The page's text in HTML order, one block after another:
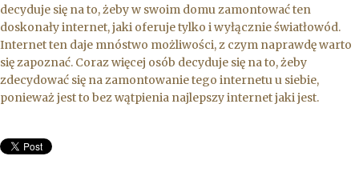
decyduje się na to, żeby w swoim domu zamontować ten
doskonały internet, jaki oferuje tylko i wyłącznie światłowód.
Internet ten daje mnóstwo możliwości, z czym naprawdę warto
się zapoznać. Coraz więcej osób decyduje się na to, żeby
zdecydować się na zamontowanie tego internetu u siebie,
ponieważ jest to bez wątpienia najlepszy internet jaki jest.